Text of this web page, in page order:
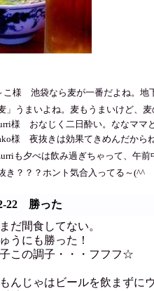
こ様 池袋なら麦が一番だよね。地
麦」うまいよね。麦もうまいけど、
様 おなじく二日酔い。ななママ
様 夜抜きは効果てきめんだから
も夕べは飲み過ぎちゃって、午
き？？？ホント気合入ってる～(^^
22 勝った
だ間食してない。
うにも勝った！
この調子・・・フフフ☆
んじゃはビールを飲まずに